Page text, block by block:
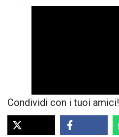
Condividi con i tuoi amici!